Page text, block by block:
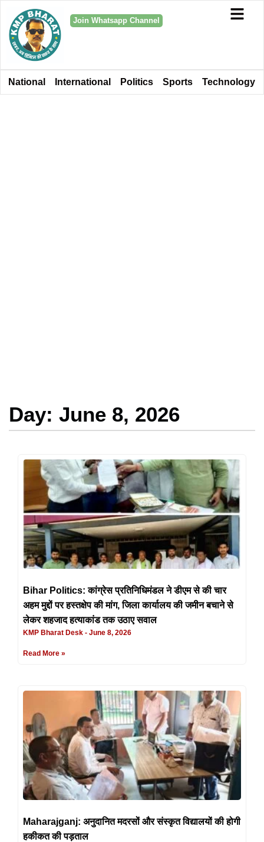
Join Whatsapp Channel
National International Politics Sports Technology
Day: June 8, 2026
Bihar Politics: कांग्रेस प्रतिनिधिमंडल ने डीएम से की चार
अहम मुद्दों पर हस्तक्षेप की मांग, जिला कार्यालय की जमीन बचाने से
लेकर शहजाद हत्याकांड तक उठाए सवाल
KMP Bharat Desk June 8, 2026
Read More »
Maharajganj: अनुदानित मदरसों और संस्कृत विद्यालयों की होगी
हकीकत की पड़ताल